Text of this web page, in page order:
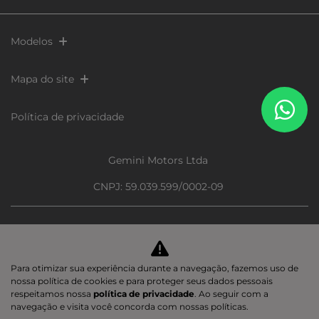
Modelos
Mapa do site
Política de privacidade
Gemini Motors Ltda
CNPJ: 59.039.599/0002-09
Desacelere. Seu bem maior é
a vida.
Para otimizar sua experiência durante a navegação, fazemos uso de
nossa política de cookies e para proteger seus dados pessoais
respeitamos nossa política de privacidade . Ao seguir com a
navegação e visita você concorda com nossas políticas.